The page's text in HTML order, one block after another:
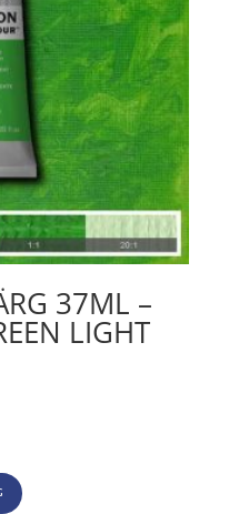
37ML –
LIGHT